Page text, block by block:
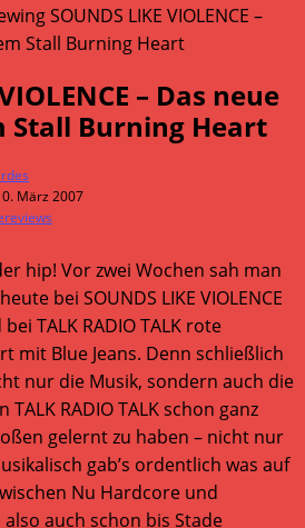
– Das neue
Stall Burning Heart
März 2007
hip! Vor zwei Wochen sah man
bei SOUNDS LIKE VIOLENCE
TALK RADIO TALK rote
mit Blue Jeans. Denn schließlich
nur die Musik, sondern auch die
RADIO TALK schon ganz
gelernt zu haben – nicht nur
gab’s ordentlich was auf
Nu Hardcore und
auch schon bis Stade